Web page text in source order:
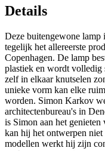
Details
Deze buitengewone
tegelijk het allereerste
Copenhagen. De lamp
plastiek en wordt volledig
zelf in elkaar knutselen
unieke vorm kan elke
worden. Simon Karkov
architectenbureau's in
is Simon aan het
kan hij het ontwerpen niet
modellen werkt hij zijn